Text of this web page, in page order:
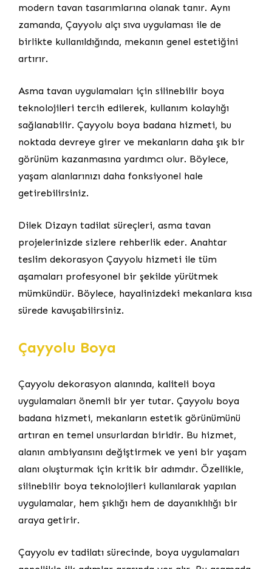
modern tavan tasarımlarına olanak tanır. Aynı
zamanda, Çayyolu alçı sıva uygulaması ile de
birlikte kullanıldığında, mekanın genel estetiğini
artırır.
Asma tavan uygulamaları için silinebilir boya
teknolojileri tercih edilerek, kullanım kolaylığı
sağlanabilir. Çayyolu boya badana hizmeti, bu
noktada devreye girer ve mekanların daha şık bir
görünüm kazanmasına yardımcı olur. Böylece,
yaşam alanlarınızı daha fonksiyonel hale
getirebilirsiniz.
Dilek Dizayn tadilat süreçleri, asma tavan
projelerinizde sizlere rehberlik eder. Anahtar
teslim dekorasyon Çayyolu hizmeti ile tüm
aşamaları profesyonel bir şekilde yürütmek
mümkündür. Böylece, hayalinizdeki mekanlara kısa
sürede kavuşabilirsiniz.
Çayyolu Boya
Çayyolu dekorasyon alanında, kaliteli boya
uygulamaları önemli bir yer tutar. Çayyolu boya
badana hizmeti, mekanların estetik görünümünü
artıran en temel unsurlardan biridir. Bu hizmet,
alanın ambiyansını değiştirmek ve yeni bir yaşam
alanı oluşturmak için kritik bir adımdır. Özellikle,
silinebilir boya teknolojileri kullanılarak yapılan
uygulamalar, hem şıklığı hem de dayanıklılığı bir
araya getirir.
Çayyolu ev tadilatı sürecinde, boya uygulamaları